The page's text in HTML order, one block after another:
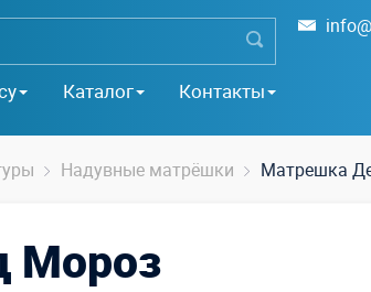
Каталог Контакты
Надувные матрёшки Матрешка
Мороз